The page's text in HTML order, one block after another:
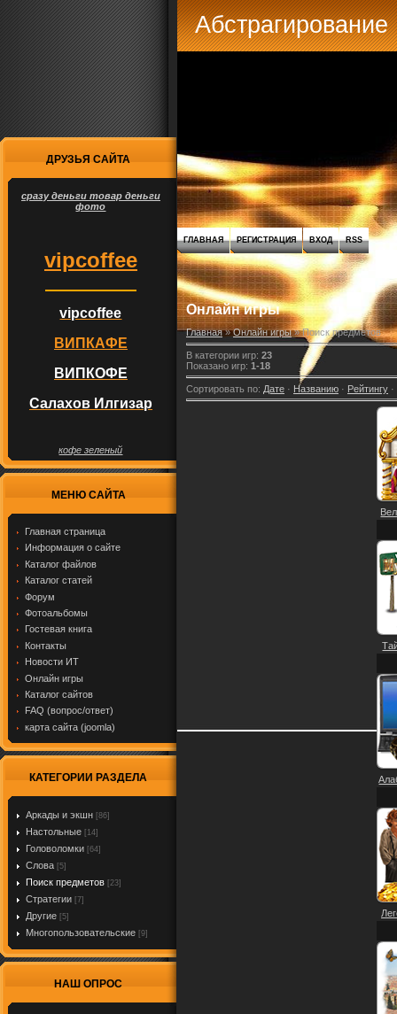
ДРУЗЬЯ САЙТА
сразу деньги товар деньги
фото
vipcoffee
vipcoffee
ВИПКАФЕ
ВИПКОФЕ
Салахов Илгизар
кофе зеленый
МЕНЮ САЙТА
Главная страница
Информация о сайте
Каталог файлов
Каталог статей
Форум
Фотоальбомы
Гостевая книга
Контакты
Новости ИТ
Онлайн игры
Каталог сайтов
FAQ (вопрос/ответ)
карта сайта (joomla)
КАТЕГОРИИ РАЗДЕЛА
Аркады и экшн [86]
Настольные [14]
Головоломки [64]
Слова [5]
Поиск предметов [23]
Стратегии [7]
Другие [5]
Многопользовательские [9]
НАШ ОПРОС
ГЛАВНАЯ РЕГИСТРАЦИЯ ВХОД RSS
Онлайн игры
Главная»Онлайн игры» Поиск предметов
В категории игр: 23
Показано игр: 1-18
Сортировать по: Дате · Названию · Рейтингу ·